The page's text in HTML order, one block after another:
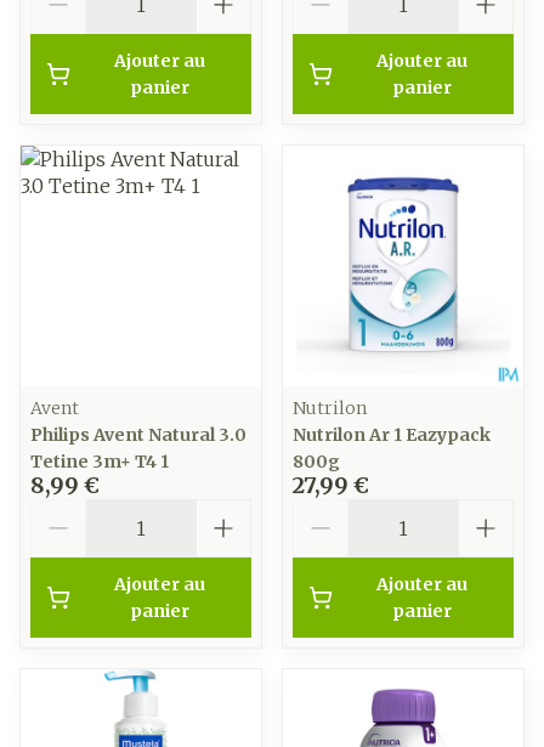
Ajouter au
panier
Ajouter au
panier
Avent
Philips Avent Natural 3.0
Tetine 3m+ T4 1
8,99 €
Ajouter au
panier
Nutrilon
Nutrilon Ar 1 Eazypack
800g
27,99 €
Ajouter au
panier